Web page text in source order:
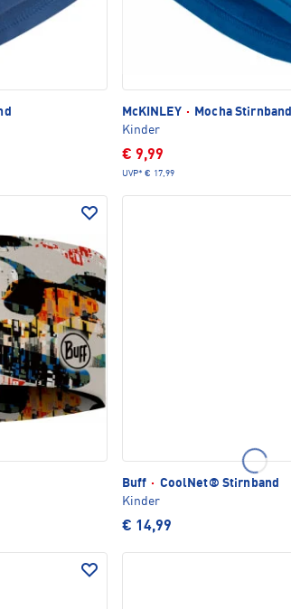
McKINLEY ·
Mocha Stirnband
Kinder
€ 9,99
UVP* € 17,99
Buff · CoolNet® Stirnband
Kinder
€ 14,99